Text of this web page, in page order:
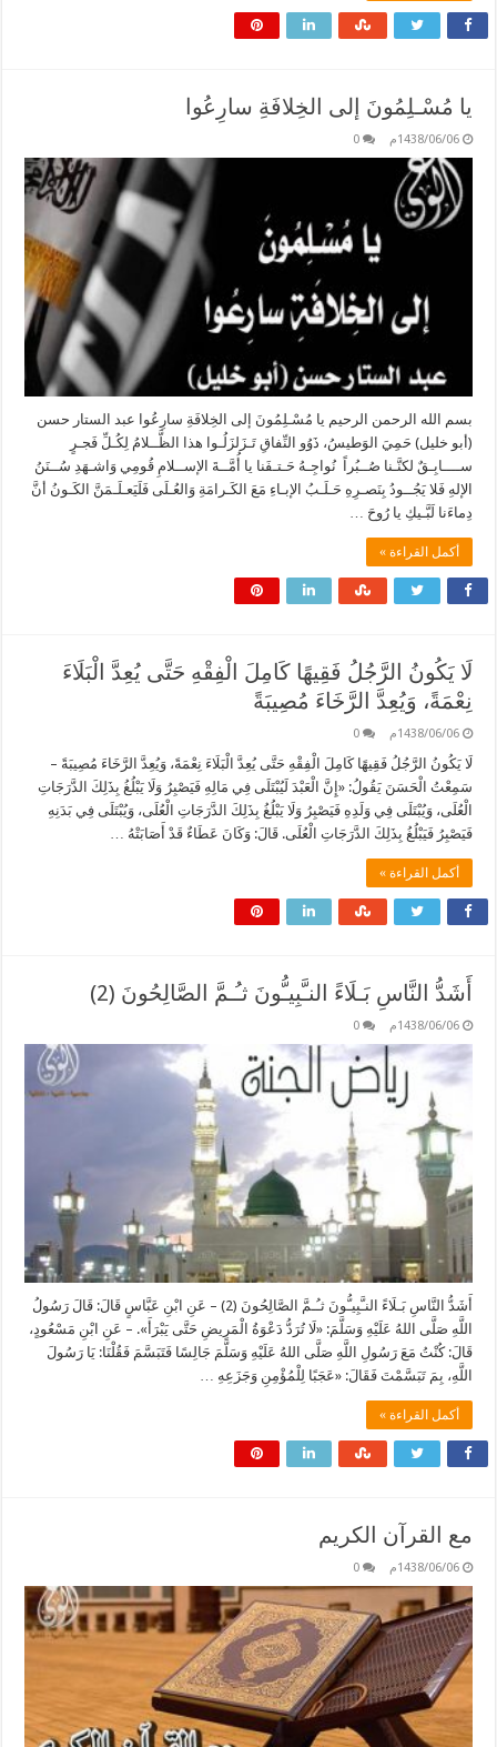
يا مُسْـلِمُونَ إلى الخِلافَةِ سارِعُوا
1438/06/06م 0
بسم الله الرحمن الرحيم يا مُسْـلِمُونَ إلى الخِلافَةِ سارِعُوا عبد الستار حسن
(أبو خليل) حَمِيَ الوَطيسُ، ذَوُو النِّفاقِ تَـزَلزَلُـوا هذا الظَّــلامُ لِكُـلِّ فَجـرٍ
ســــابِـقٌ لكنَّـنا صُــبُراً نُواجِـهُ حَـتـفَنا يا أُمَّــةَ الإســلامِ قُومِي وَاشـهَدِ سُــنَنُ
الإلهِ فَلا يَجُــودُ بِنَصـرِهِ حَـلَـبُ الإبـاءِ مَعَ الكَـرامَةِ وَالعُـلَى فَلَيَعـلَـمَنَّ الكَـونُ أنَّ
دِماءَنا لَبَّـيكِ يا رُوحَ …
أكمل القراءة »
لَا يَكُونُ الرَّجُلُ فَقِيهًا كَامِلَ الْفِقْهِ حَتَّى يُعِدَّ الْبَلَاءَ
نِعْمَةً، وَيُعِدَّ الرَّخَاءَ مُصِيبَةً
1438/06/06م 0
لَا يَكُونُ الرَّجُلُ فَقِيهًا كَامِلَ الْفِقْهِ حَتَّى يُعِدَّ الْبَلَاءَ نِعْمَةً، وَيُعِدَّ الرَّخَاءَ مُصِيبَةً –
سَمِعْتُ الْحَسَنَ يَقُولُ: «إِنَّ الْعَبْدَ لَيُبْتَلَى فِي مَالِهِ فَيَصْبِرُ وَلَا يَبْلُغُ بِذَلِكَ الدَّرَجَاتِ
الْعُلَى، وَيُبْتَلَى فِي وَلَدِهِ فَيَصْبِرُ وَلَا يَبْلُغُ بِذَلِكَ الدَّرَجَاتِ الْعُلَى، وَيُبْتَلَى فِي بَدَنِهِ
فَيَصْبِرُ فَيَبْلُغُ بِذَلِكَ الدَّرَجَاتِ الْعُلَى. قَالَ: وَكَانَ عَطَاءٌ قَدْ أَصَابَتْهُ …
أكمل القراءة »
أَشَدُّ النَّاسِ بَـلَاءً النـَّبِيـُّونَ ثـُـمَّ الصَّالِحُونَ (2)
1438/06/06م 0
أَشَدُّ النَّاسِ بَـلَاءً النـَّبِيـُّونَ ثـُـمَّ الصَّالِحُونَ (2) – عَنِ ابْنِ عَبَّاسٍ قَالَ: قَالَ رَسُولُ
اللَّهِ صَلَّى اللهُ عَلَيْهِ وَسَلَّمَ: «لَا تُرَدُّ دَعْوَةُ الْمَرِيضِ حَتَّى يَبْرَأَ». – عَنِ ابْنِ مَسْعُودٍ،
قَالَ: كُنْتُ مَعَ رَسُولِ اللَّهِ صَلَّى اللهُ عَلَيْهِ وَسَلَّمَ جَالِسًا فَتَبَسَّمَ فَقُلْنَا: يَا رَسُولَ
اللَّهِ، بِمَ تَبَسَّمْتَ فَقَالَ: «عَجَبًا لِلْمُؤْمِنِ وَجَزَعِهِ …
أكمل القراءة »
مع القرآن الكريم
1438/06/06م 0